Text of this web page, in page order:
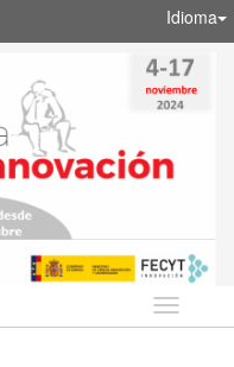
Idioma
Idioma